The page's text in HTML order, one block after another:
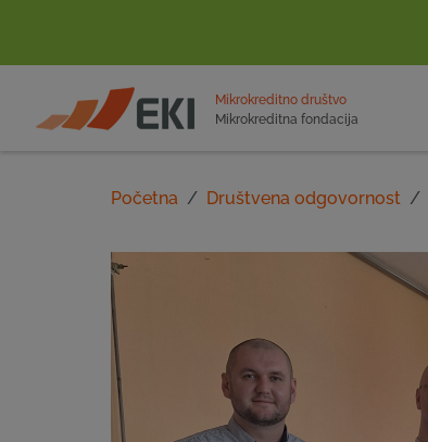
POČETNA
Mikrokreditno društvo
Mikrokreditna fondacija
Početna Društvena odgovornost